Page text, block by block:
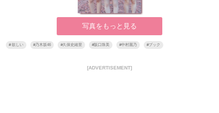
写真をもっと見る
#欲しい #乃木坂46 #久保史緒里 #阪口珠美 #中村麗乃 #ブック
[ADVERTISEMENT]